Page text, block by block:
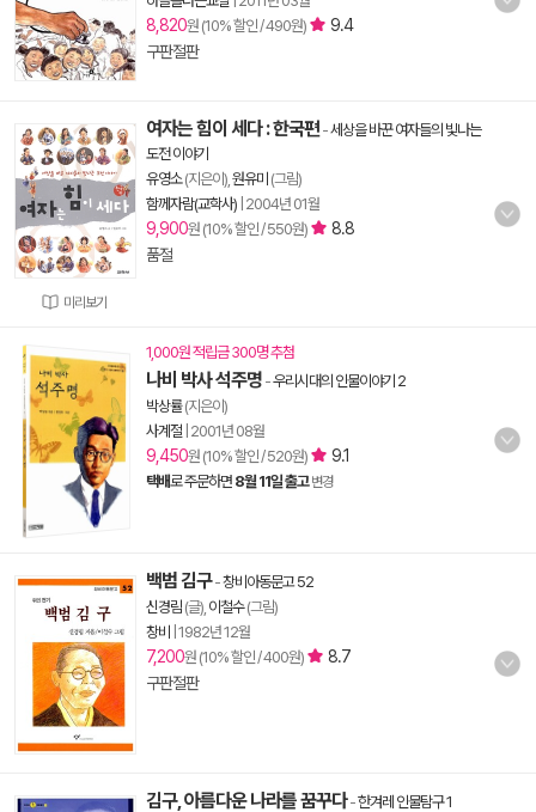
8,820원 (10% 할인 / 490원)
9.4
구판절판
미리보기
여자는 힘이 세다 : 한국편 -세상을 바꾼 여자들의 빛나는
도전 이야기
유영소(지은이), 원유미 (그림)
함께자람(교학사) 2004년 01월
9,900원 (10% 할인 / 550원)
8.8
품절
1,000원 적립금 300명 추첨
나비 박사 석주명 -우리시대의 인물이야기 2
박상률(지은이)
사계절 2001년 08월
9,450원 (10% 할인 / 520원) 9.1
택배로 주문하면 8월 11일 출고 변경
백범 김구-창비아동문고 52
신경림 (글), 이철수(그림)
창비
1982년 12월
7,200원 (10% 할인 / 400원)
8.7
구판절판
김구, 아름다운 나라를 꿈꾸다-한겨레 인물탐구 1